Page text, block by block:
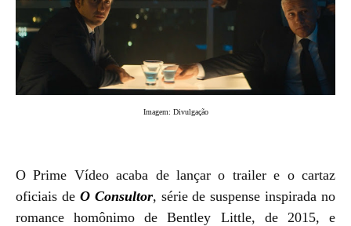
Imagem: Divulgação
O Prime Vídeo acaba de lançar o trailer e o cartaz
oficiais de O Consultor, série de suspense inspirada no
romance homônimo de Bentley Little, de 2015, e